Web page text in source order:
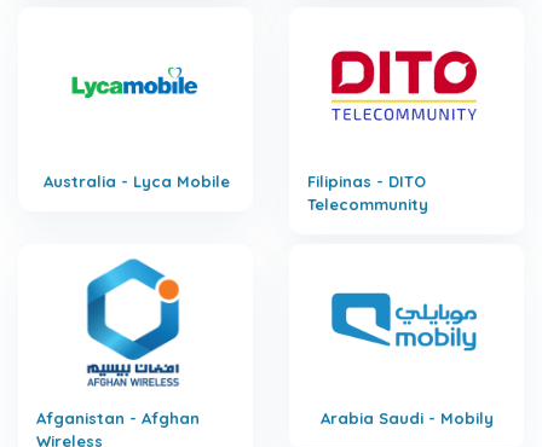
Australia - Lyca Mobile
Filipinas - DITO
Telecommunity
Afganistan - Afghan
Wireless
Arabia Saudi - Mobily